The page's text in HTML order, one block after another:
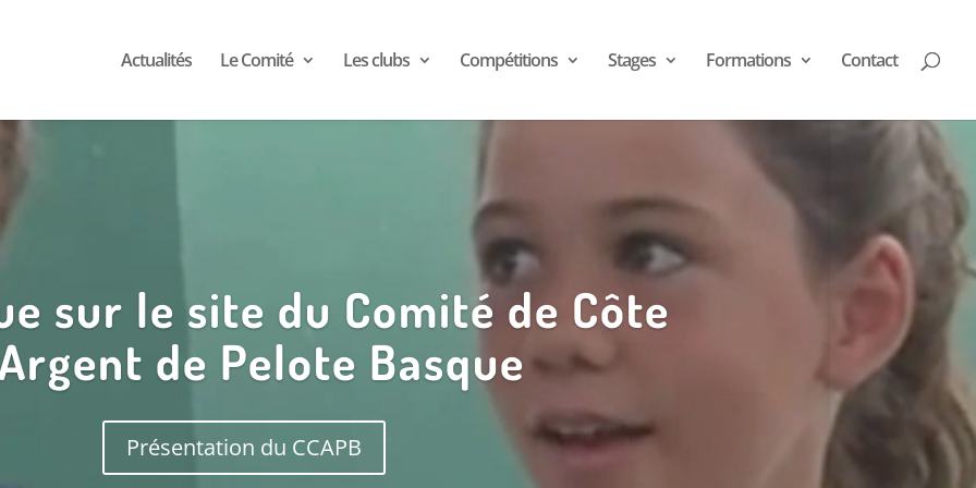
Actualités Le Comité Les clubs Compétitions Stages Formations Contact
sur le site du Comité de Côte
de Pelote Basque
Présentation du CCAPB